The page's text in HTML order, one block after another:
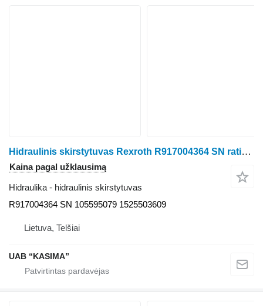
Hidraulinis skirstytuvas Rexroth R917004364 SN ratinio traktoriaus Claas Arion 530
Kaina pagal užklausimą
Hidraulika - hidraulinis skirstytuvas
R917004364 SN 105595079 1525503609
Lietuva, Telšiai
UAB “KASIMA”